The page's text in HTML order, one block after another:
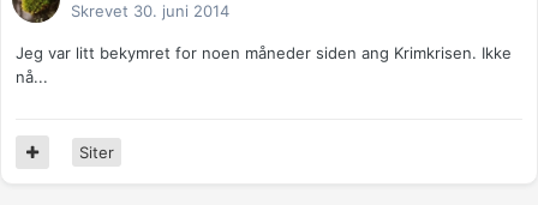
Skrevet 30. juni 2014
Jeg var litt bekymret for noen måneder siden ang Krimkrisen. Ikke
nå...
Siter